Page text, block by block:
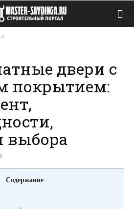
двери с
покрытием:
выбора
Содержание